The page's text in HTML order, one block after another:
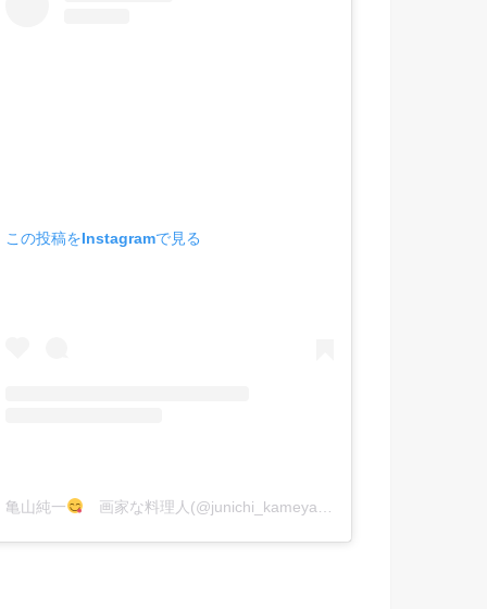
この投稿をInstagramで見る
亀山純一 画家な料理人(@junichi_kameyama)がシェアした投稿